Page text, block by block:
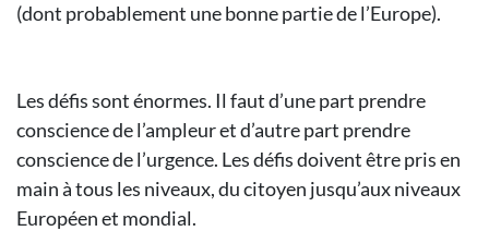
(dont probablement une bonne partie de l’Europe).
Les défis sont énormes. Il faut d’une part prendre
conscience de l’ampleur et d’autre part prendre
conscience de l’urgence. Les défis doivent être pris en
main à tous les niveaux, du citoyen jusqu’aux niveaux
Européen et mondial.